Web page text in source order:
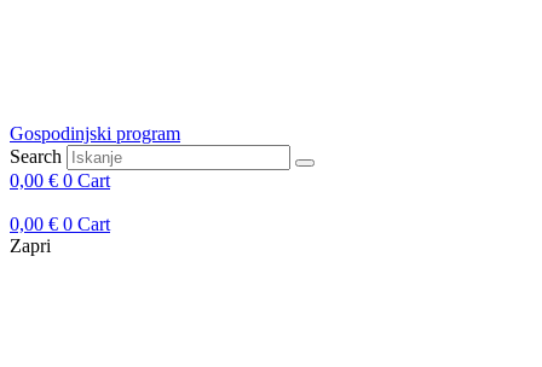
Gospodinjski program
Search
0,00 € 0 Cart
0,00 € 0 Cart
Zapri